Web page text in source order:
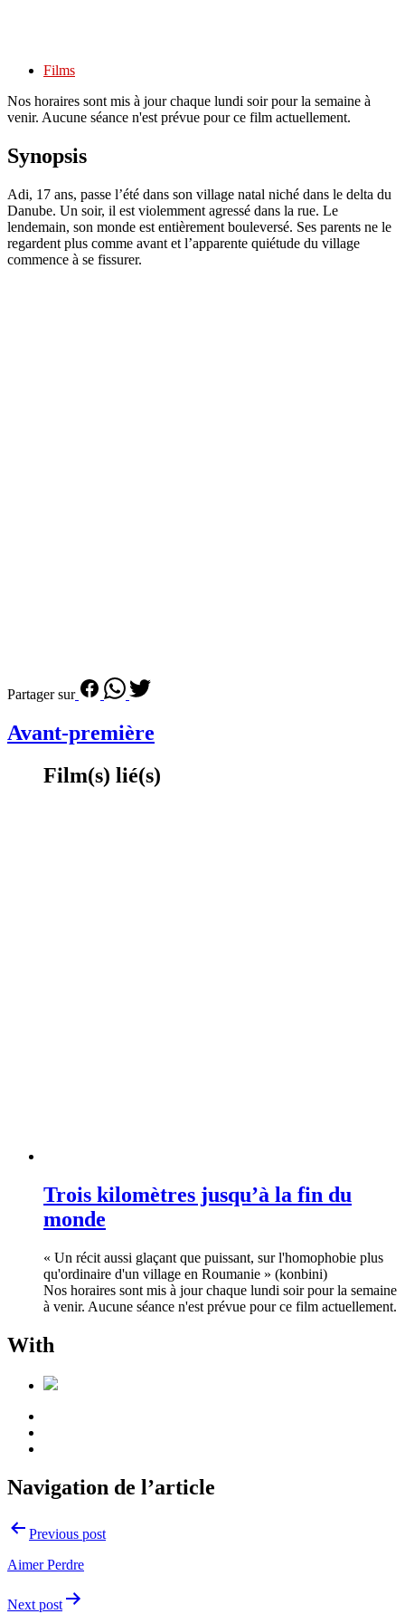
Films
Nos horaires sont mis à jour chaque lundi soir pour la semaine à
venir. Aucune séance n'est prévue pour ce film actuellement.
Synopsis
Adi, 17 ans, passe l’été dans son village natal niché dans le delta du
Danube. Un soir, il est violemment agressé dans la rue. Le
lendemain, son monde est entièrement bouleversé. Ses parents ne le
regardent plus comme avant et l’apparente quiétude du village
commence à se fissurer.
Partager sur
Avant-première
Film(s) lié(s)
Trois kilomètres jusqu’à la fin du
monde
« Un récit aussi glaçant que puissant, sur l'homophobie plus
qu'ordinaire d'un village en Roumanie » (konbini)
Nos horaires sont mis à jour chaque lundi soir pour la semaine
à venir. Aucune séance n'est prévue pour ce film actuellement.
With
Navigation de l’article
Previous post
Aimer Perdre
Next post